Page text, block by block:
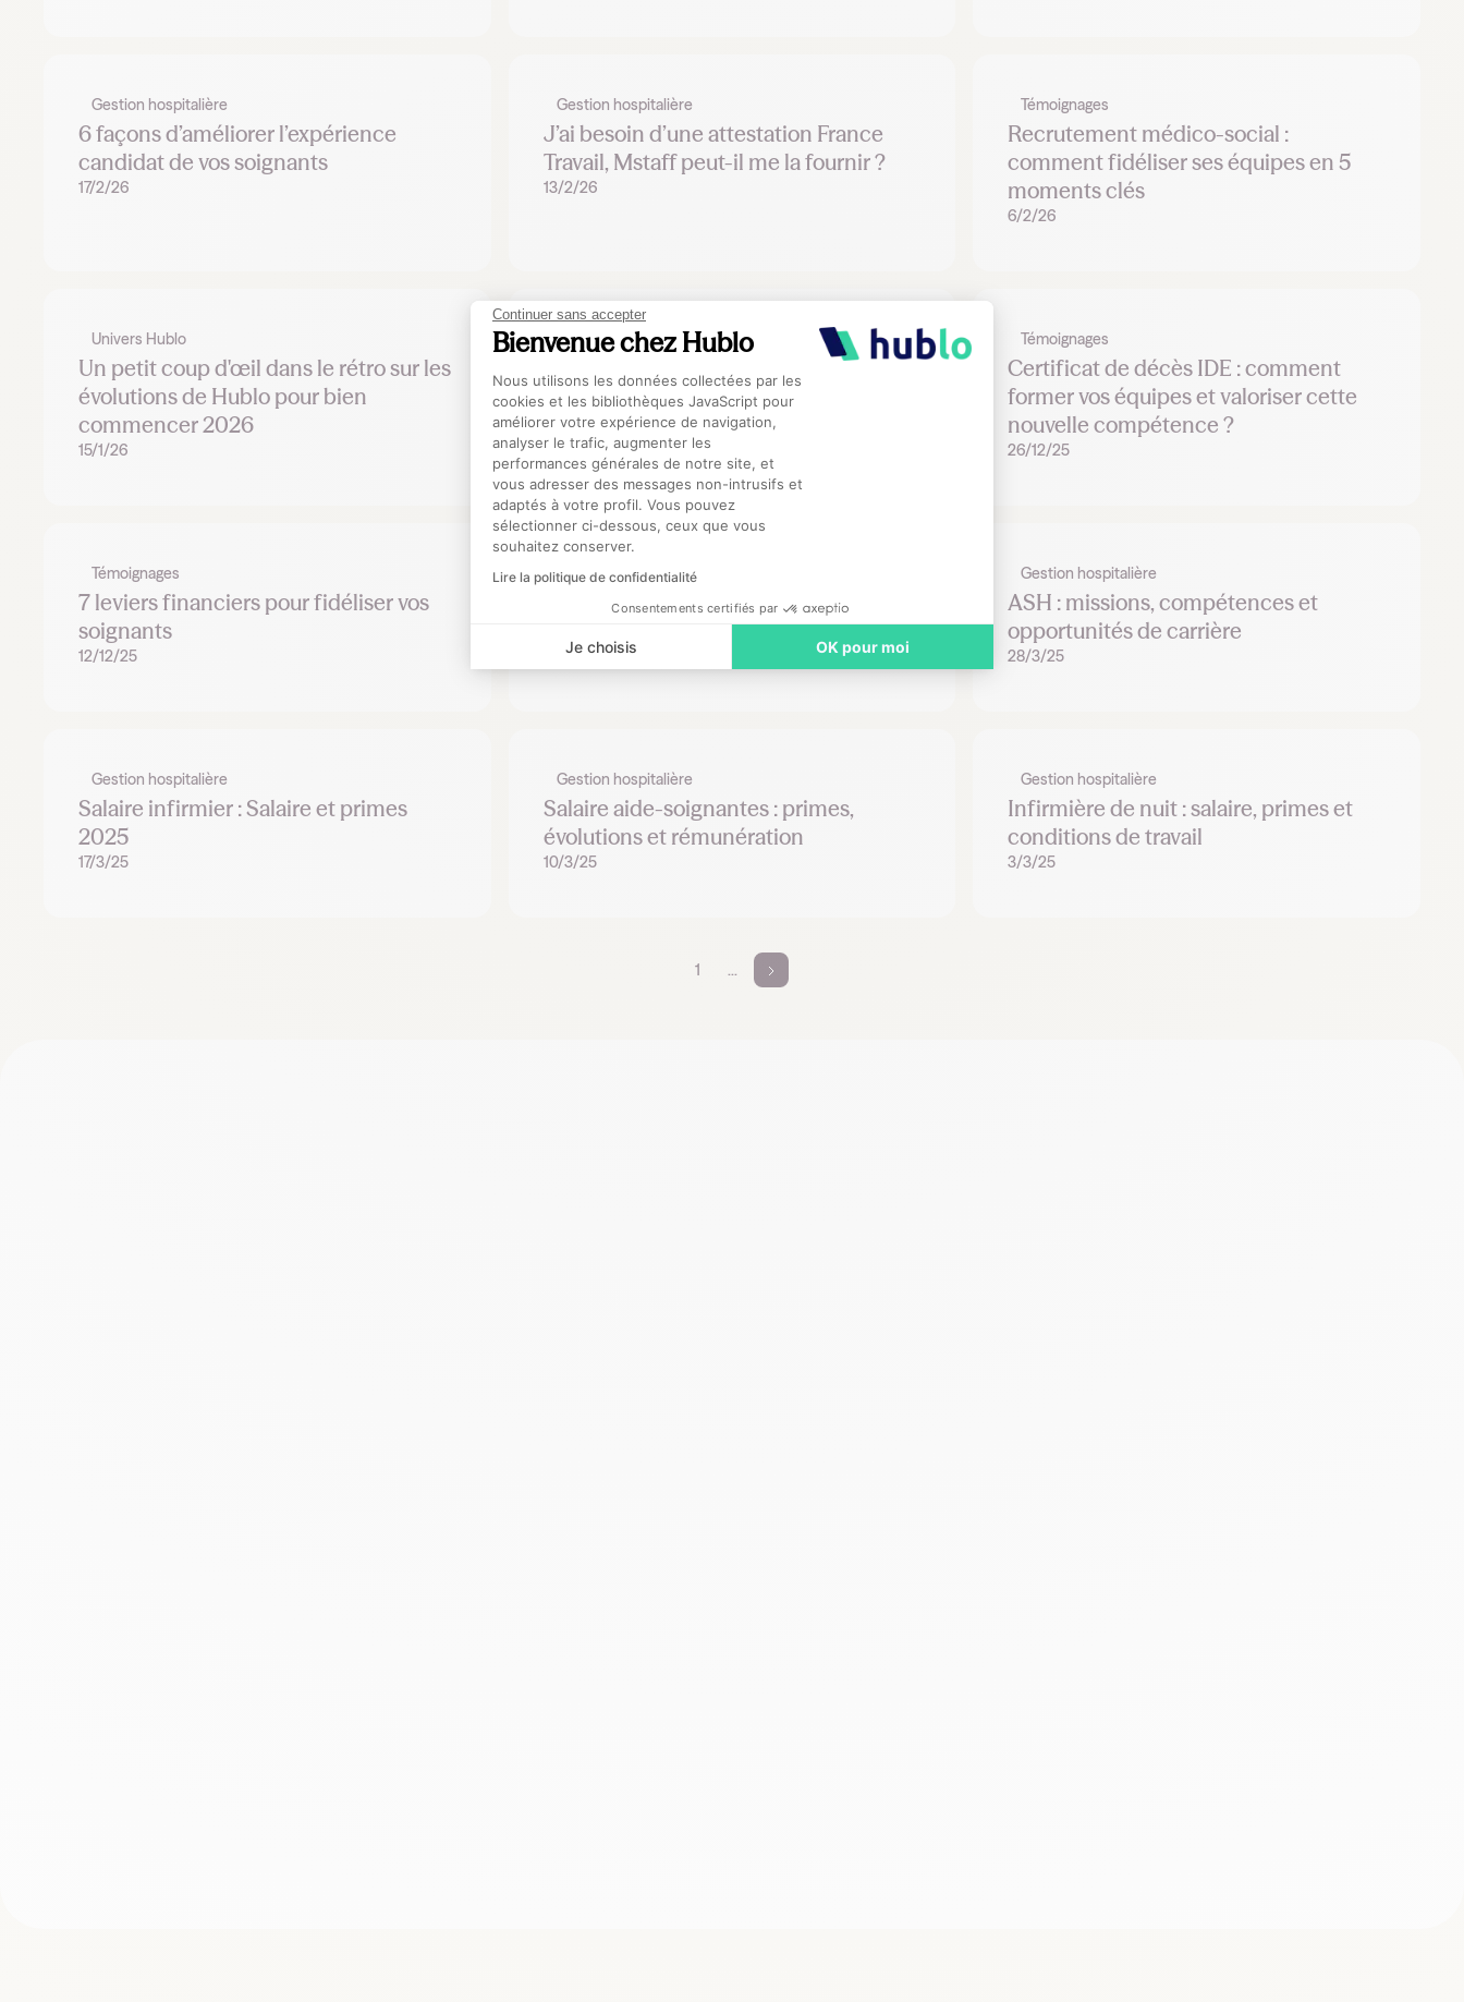
Continuer sans accepter
Bienvenue chez Hublo
Plateforme de Gestion du Consentement : Personnalisez vos Options
Nous utilisons les données collectées par les
cookies et les bibliothèques JavaScript pour
améliorer votre expérience de navigation,
analyser le trafic, augmenter les
performances générales de notre site, et
vous adresser des messages non-intrusifs et
adaptés à votre profil. Vous pouvez
sélectionner ci-dessous, ceux que vous
souhaitez conserver.
Lire la politique de confidentialité
Consentements certifiés par
Je choisis OK pour moi
Axeptio consent
Gestion hospitalière
6 façons d’améliorer l’expérience
candidat de vos soignants
17/2/26
Gestion hospitalière
J’ai besoin d’une attestation France
Travail, Mstaff peut-il me la fournir ?
13/2/26
Témoignages
Recrutement médico-social :
comment fidéliser ses équipes en 5
moments clés
6/2/26
Univers Hublo
Un petit coup d'œil dans le rétro sur les
évolutions de Hublo pour bien
commencer 2026
15/1/26
Gestion hospitalière
Prévenir l’épuisement professionnel :
les 6 actions du CH de Guingamp
8/1/26
Témoignages
Certificat de décès IDE : comment
former vos équipes et valoriser cette
nouvelle compétence ?
26/12/25
Témoignages
7 leviers financiers pour fidéliser vos
soignants
12/12/25
Gestion hospitalière
6 actions pour réduire le turnover du
personnel soignant en 2026
4/4/25
Gestion hospitalière
ASH : missions, compétences et
opportunités de carrière
28/3/25
Gestion hospitalière
Salaire infirmier : Salaire et primes
2025
17/3/25
Gestion hospitalière
Salaire aide-soignantes : primes,
évolutions et rémunération
10/3/25
Gestion hospitalière
Infirmière de nuit : salaire, primes et
conditions de travail
3/3/25
1 ...